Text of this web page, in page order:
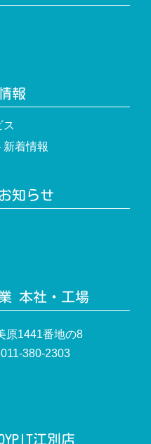
報
着情報
知らせ
本社・工場
原1441番地の8
380-2303
江別店